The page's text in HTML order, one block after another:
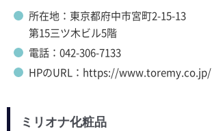
所在地：東京都府中市宮町2-15-13
第15三ツ木ビル5階
電話：042-306-7133
HPのURL：https://www.toremy.co.jp/
ミリオナ化粧品